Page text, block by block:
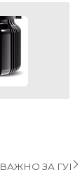
ВАЖНО ЗА